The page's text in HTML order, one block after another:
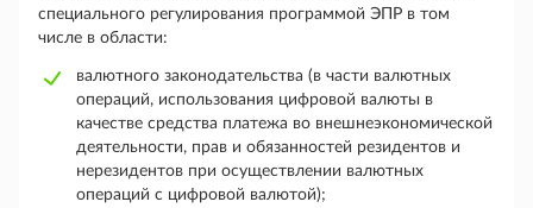
специального регулирования программой ЭПР в том
числе в области:
валютного законодательства (в части валютных
операций, использования цифровой валюты в
качестве средства платежа во внешнеэкономической
деятельности, прав и обязанностей резидентов и
нерезидентов при осуществлении валютных
операций с цифровой валютой);